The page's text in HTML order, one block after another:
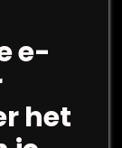
e-
het